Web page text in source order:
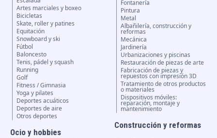
Artes marciales y boxeo
Bicicletas
Skate, roller y patines
Equitación
Snowboard y ski
Fútbol
Baloncesto
Tenis, pádel y squash
Running
Golf
Fitness / Gimnasia
Yoga y pilates
Deportes acuáticos
Deportes de aire
Otros deportes
Ocio y hobbies
Fontanería
Pintura
Metal
Albañilería, construcción y
reformas
Mecánica
Jardinería
Urbanizaciones y piscinas
Restauración de piezas de arte
Fabricación de piezas y
repuestos con impresión 3D
Tratamiento de otros productos
o materiales
Dispositivos móviles:
reparación, montaje y
mantenimiento
Construcción y reformas